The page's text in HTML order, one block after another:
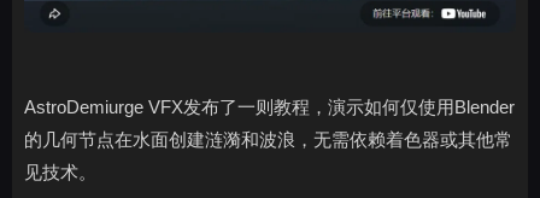
AstroDemiurge VFX发布了一则教程，演示如何仅使用Blender
的几何节点在水面创建涟漪和波浪，无需依赖着色器或其他常
见技术。